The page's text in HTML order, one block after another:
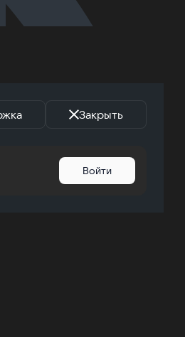
Закрыть
Войти